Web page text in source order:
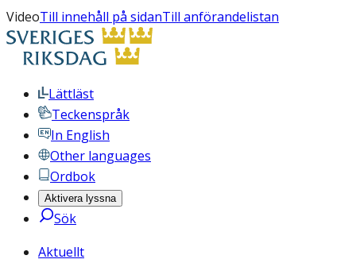
VideoTill innehåll på sidanTill anförandelistan
Lättläst
Teckenspråk
In English
Other languages
Ordbok
Aktivera lyssna
Sök
Aktuellt